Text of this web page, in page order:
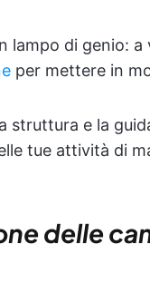
lampo di genio: a
per mettere in
struttura e la
tue attività di
delle